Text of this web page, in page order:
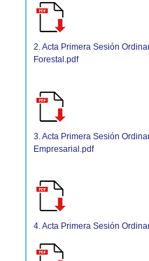
2. Acta Primera Sesión
Forestal.pdf
3. Acta Primera Sesión
Empresarial.pdf
4. Acta Primera Sesión